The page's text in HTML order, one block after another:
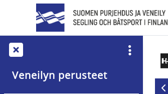
Siirry pääsisältöön
Veneilyn perusteet